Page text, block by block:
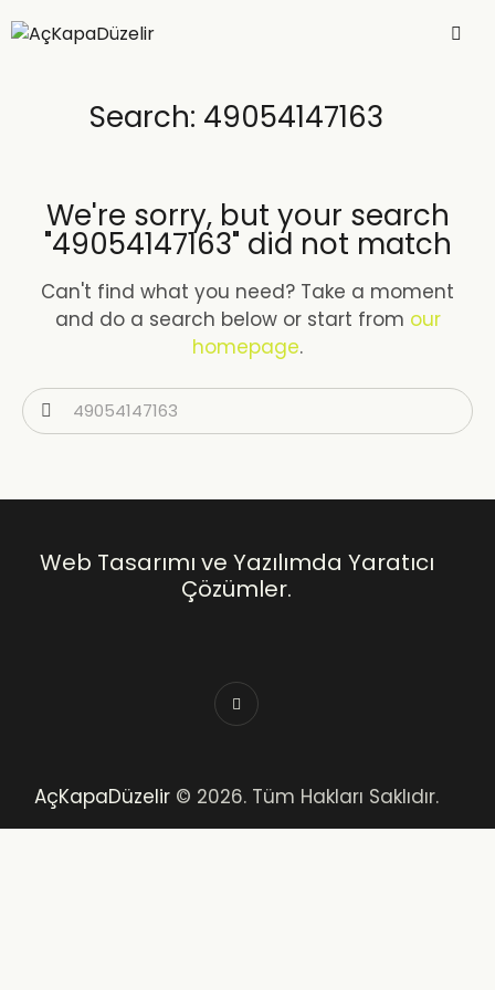
Search: 49054147163
We're sorry, but your search
"49054147163" did not match
Can't find what you need? Take a moment
and do a search below or start from our
homepage.
Web Tasarımı ve Yazılımda Yaratıcı
Çözümler.
AçKapaDüzelir © 2026. Tüm Hakları Saklıdır.